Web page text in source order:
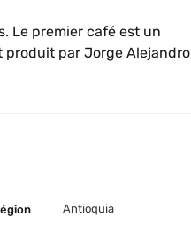
Le premier café est un
produit par Jorge Alejandro
le chocolat et les noix
Antioquia